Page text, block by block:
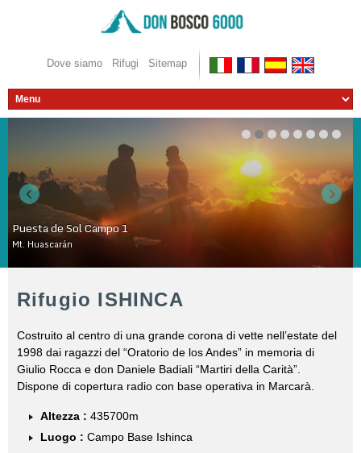
Dove siamo Rifugi Sitemap
Puesta de Sol Campo 1
Mt. Huascarán
Rifugio ISHINCA
Costruito al centro di una grande corona di vette nell’estate del
1998 dai ragazzi del “Oratorio de los Andes” in memoria di
Giulio Rocca e don Daniele Badiali “Martiri della Carità”.
Dispone di copertura radio con base operativa in Marcarà.
Altezza : 435700m
Luogo : Campo Base Ishinca